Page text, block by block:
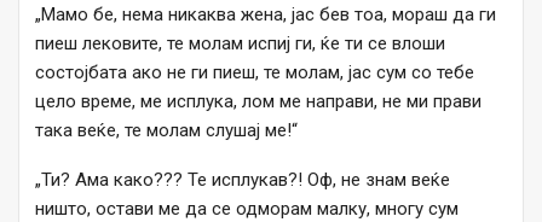
„Мамо бе, нема никаква жена, јас бев тоа, мораш да ги
пиеш лековите, те молам испиј ги, ќе ти се влоши
состојбата ако не ги пиеш, те молам, јас сум со тебе
цело време, ме исплука, лом ме направи, не ми прави
така веќе, те молам слушај ме!“
„Ти? Ама како??? Те исплукав?! Оф, не знам веќе
ништо, остави ме да се одморам малку, многу сум